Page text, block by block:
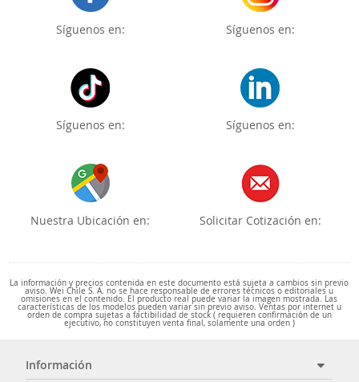
Síguenos en: Síguenos en:
Síguenos en: Síguenos en:
Nuestra Ubicación en: Solicitar Cotización en:
La información y precios contenida en este documento está sujeta a cambios sin previo
aviso. Wei Chile S. A. no se hace responsable de errores técnicos o editoriales u
omisiones en el contenido. El producto real puede variar la imagen mostrada. Las
características de los modelos pueden variar sin previo aviso. Ventas por internet u
orden de compra sujetas a factibilidad de stock ( requieren confirmación de un
ejecutivo, no constituyen venta final, solamente una orden )
Información